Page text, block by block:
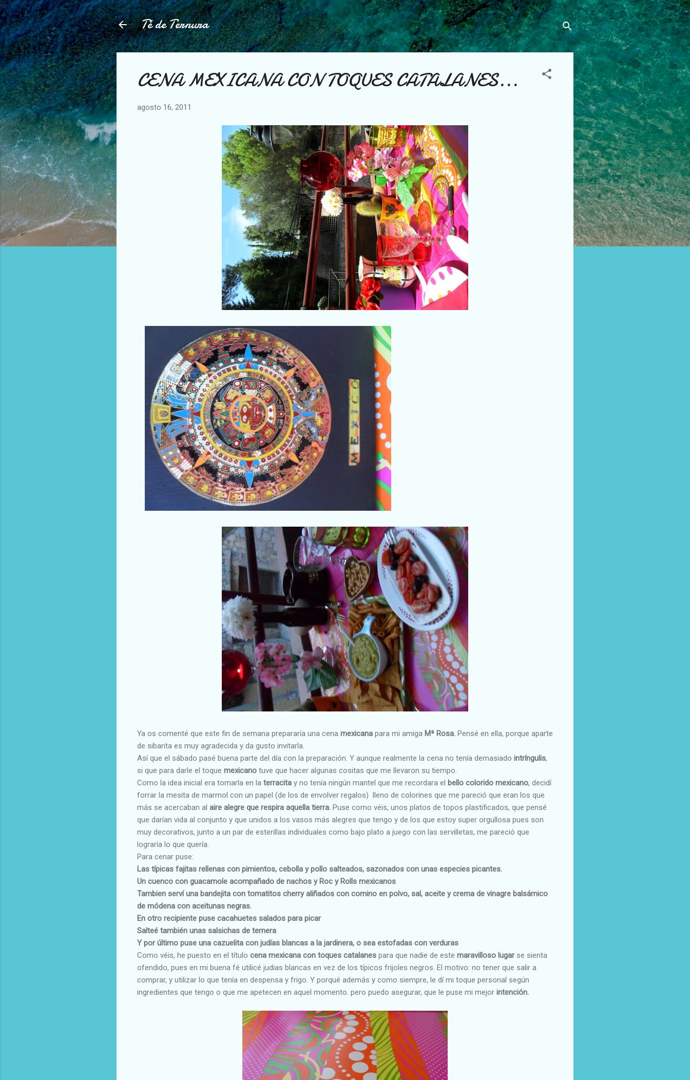
Ir al contenido principal
Té de Ternura
CENA MEXICANA CON TOQUES CATALANES...
agosto 16, 2011
Ya os comenté que este fin de semana prepararía una cena mexicana para mi amiga Mª Rosa. Pensé en ella, porque aparte
de sibarita es muy agradecida y da gusto invitarla.
Así que el sábado pasé buena parte del día con la preparación. Y aunque realmente la cena no tenía demasiado intríngulis,
si que para darle el toque mexicano tuve que hacer algunas cositas que me llevaron su tiempo.
Como la idea inicial era tomarla en la terracita y no tenía ningún mantel que me recordara el bello colorido mexicano, decidí
forrar la mesita de marmol con un papel (de los de envolver regalos) lleno de colorines que me pareció que eran los que
más se acercaban al aire alegre que respira aquella tierra. Puse como véis, unos platos de topos plastificados, que pensé
que darían vida al conjunto y que unidos a los vasos más alegres que tengo y de los que estoy super orgullosa pues son
muy decorativos, junto a un par de esterillas individuales como bajo plato a juego con las servilletas, me pareció que
lograría lo que quería.
Para cenar puse:
Las típicas fajitas rellenas con pimientos, cebolla y pollo salteados, sazonados con unas especies picantes.
Un cuenco con guacamole acompañado de nachos y Roc y Rolls mexicanos
Tambien serví una bandejita con tomatitos cherry aliñados con comino en polvo, sal, aceite y crema de vinagre balsámico
de módena con aceitunas negras.
En otro recipiente puse cacahuetes salados para picar
Salteé también unas salsichas de ternera
Y por último puse una cazuelita con judías blancas a la jardinera, o sea estofadas con verduras
Como véis, he puesto en el título cena mexicana con toques catalanes para que nadie de este maravilloso lugarse sienta
ofendido, pues en mi buena fé utilicé judias blancas en vez de los típicos frijoles negros. El motivo: no tener que salir a
comprar, y utilizar lo que tenía en despensa y frigo. Y porqué además y como siempre, le dí mi toque personal según
ingredientes que tengo o que me apetecen en aquel momento. pero puedo asegurar, que le puse mi mejor intención.